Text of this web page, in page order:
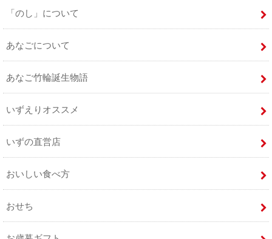
「のし」について
あなごについて
あなご竹輪誕生物語
いずえりオススメ
いずの直営店
おいしい食べ方
おせち